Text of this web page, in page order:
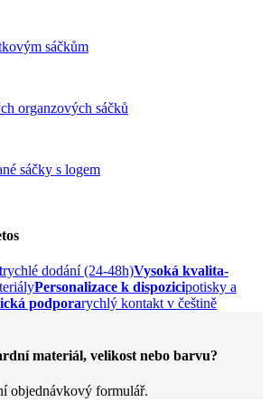
rychlé dodání (24-48h)Vysoká kvalita-
Personalizace k dispozicipotisky a
podporarychlý kontakt v češtině
materiál, velikost nebo barvu?
objednávkový formulář.